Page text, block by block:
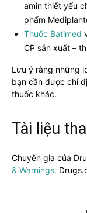
amin thiết yếu
phẩm
Thuốc Batimed
CP sản xuất –
Lưu ý rằng những
bạn cần được chỉ
thuốc khác.
Tài liệu
Chuyên gia của
& Warnings.